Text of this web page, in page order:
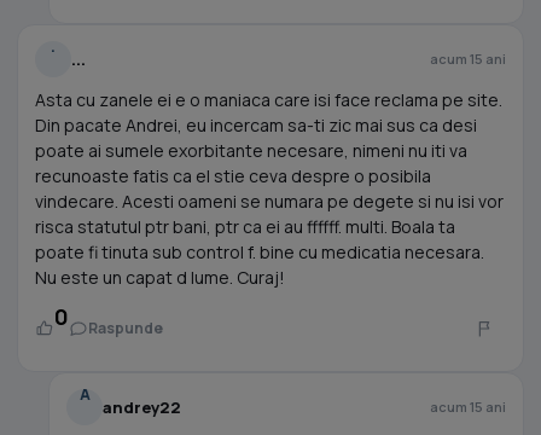
.
... acum 15 ani
Asta cu zanele ei e o maniaca care isi face reclama pe site.
Din pacate Andrei, eu incercam sa-ti zic mai sus ca desi
poate ai sumele exorbitante necesare, nimeni nu iti va
recunoaste fatis ca el stie ceva despre o posibila
vindecare. Acesti oameni se numara pe degete si nu isi vor
risca statutul ptr bani, ptr ca ei au ffffff. multi. Boala ta
poate fi tinuta sub control f. bine cu medicatia necesara.
Nu este un capat d lume. Curaj!
0 Raspunde
A
andrey22 acum 15 ani